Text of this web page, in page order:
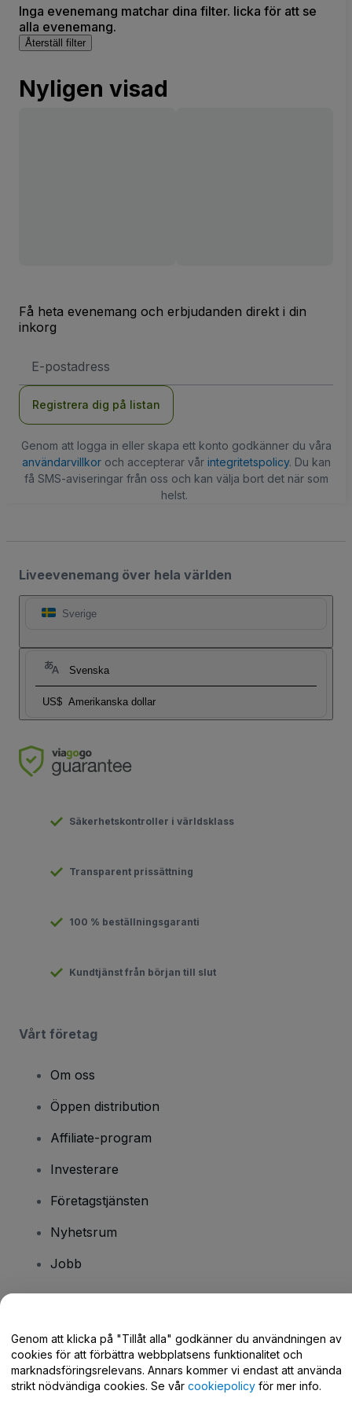
Inga evenemang matchar dina filter. licka för att se
alla evenemang.
Återställ filter
Nyligen visad
Få heta evenemang och erbjudanden direkt i din
inkorg
postadress
Registrera dig på listan
Genom att logga in eller skapa ett konto godkänner du våra
användarvillkoroch accepterar vår integritetspolicy. Du kan
få SMS-aviseringar från oss och kan välja bort det när som
helst.
Liveevenemang över hela världen
Sverige
Svenska
US$ Amerikanska dollar
Säkerhetskontroller i världsklass
Transparent prissättning
100 % beställningsgaranti
Kundtjänst från början till slut
Vårt företag
Om oss
Öppen distribution
Affiliate-program
Investerare
Företagstjänsten
Nyhetsrum
Jobb
Hjälpcenter / Kontakta oss
Genom att klicka på "Tillåt alla" godkänner du användningen av
cookies för att förbättra webbplatsens funktionalitet och
marknadsföringsrelevans. Annars kommer vi endast att använda
strikt nödvändiga cookies. Se vår cookiepolicy för mer info.